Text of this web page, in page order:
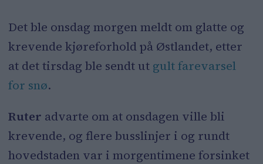
Det ble onsdag morgen meldt om glatte og
krevende kjøreforhold på Østlandet, etter
at det tirsdag ble sendt ut gult farevarsel
for snø.
Ruter advarte om at onsdagen ville bli
krevende, og flere busslinjer i og rundt
hovedstaden var i morgentimene forsinket